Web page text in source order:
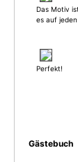
Das Motiv
es auf jeden
Perfekt!
Gästebuch